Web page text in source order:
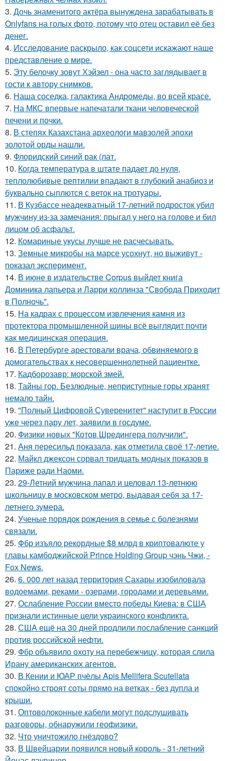
3. Дочь знаменитого актёра вынуждена зарабатывать в
Onlyfans на голых фото, потому что отец оставил её без
денег.
4. Исследование раскрыло, как соцсети искажают наше
представление о мире.
5. Эту белочку зовут Хэйзел - она часто заглядывает в
гости к автору снимков.
6. Наша соседка, галактика Андромеды, во всей красе.
7. На МКС впервые напечатали ткани человеческой
печени и почки.
8. В степях Казахстана археологи мавзолей эпохи
золотой орды нашли.
9. Флоридский синий рак (лат.
10. Когда температура в штате падает до нуля,
теплолюбивые рептилии впадают в глубокий анабиоз и
буквально сыплются с веток на тротуары.
11. В Кузбассе неадекватный 17-летний подросток убил
мужчину из-за замечания: прыгал у него на голове и бил
лицом об асфальт.
12. Комариные укусы лучше не расчесывать.
13. Земные микробы на марсе усохнут, но выживут -
показал эксперимент.
14. В июне в издательстве Corpus выйдет книга
Доминика лапьера и Ларри коллинза "Свобода Приходит
в Полночь".
15. На кадрах с процессом извлечения камня из
протектора промышленной шины всё выглядит почти
как медицинская операция.
16. В Петербурге арестовали врача, обвиняемого в
домогательствах к несовершеннолетней пациентке.
17. Кадборозавр: морской змей.
18. Тайны гор. Безлюдные, неприступные горы хранят
немало тайн.
19. "Полный Цифровой Суверенитет" наступит в России
уже через пару лет, заявили в госдуме.
20. Физики новых "Котов Шредингера получили".
21. Аня пересильд показала, как отметила своё 17-летие.
22. Майкл джексон сорвал тридцать модных показов в
Париже ради Наоми.
23. 29-Летний мужчина лапал и целовал 13-летнюю
школьницу в московском метро, выдавая себя за 17-
летнего зумера.
24. Ученые порядок рождения в семье с болезнями
связали.
25. Фбр изъяло рекордные $8 млрд в криптовалюте у
главы камбоджийской Prince Holding Group чэнь Чжи, -
Fox News.
26. 6. 000 лет назад территория Сахары изобиловала
водоемами, реками - озерами, городами и деревьями.
27. Ослабление России вместо победы Киева: в США
признали истинные цели украинского конфликта.
28. США ещё на 30 дней продлили послабление санкций
против российской нефти.
29. Фбр объявило охоту на перебежчицу, которая слила
Ирану американских агентов.
30. В Кении и ЮАР пчёлы Apis Mellifera Scutellata
спокойно строят соты прямо на ветках - без дупла и
крыши.
31. Оптоволоконные кабели могут подслушивать
разговоры, обнаружили геофизики.
32. Что уничтожило гнёздово?
33. В Швейцарии появился новый король - 31-летний